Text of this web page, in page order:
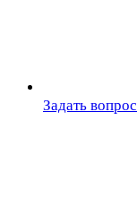
Задать вопрос